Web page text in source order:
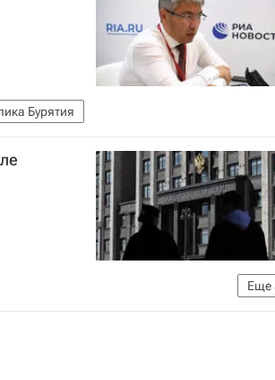
Бурятия
Еще
хозяйства РФ (Минстрой России)